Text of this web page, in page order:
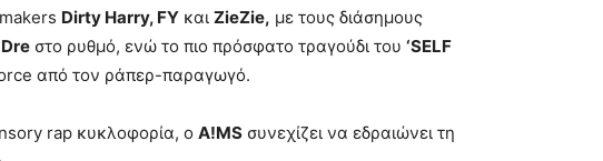
Dirty Harry, FY και ZieZie, με τους διάσημους
στο ρυθμό, ενώ το πιο πρόσφατο τραγούδι του ‘SELF
από τον ράπερ-παραγωγό.
rap κυκλοφορία, ο A!MS συνεχίζει να εδραιώνει τη